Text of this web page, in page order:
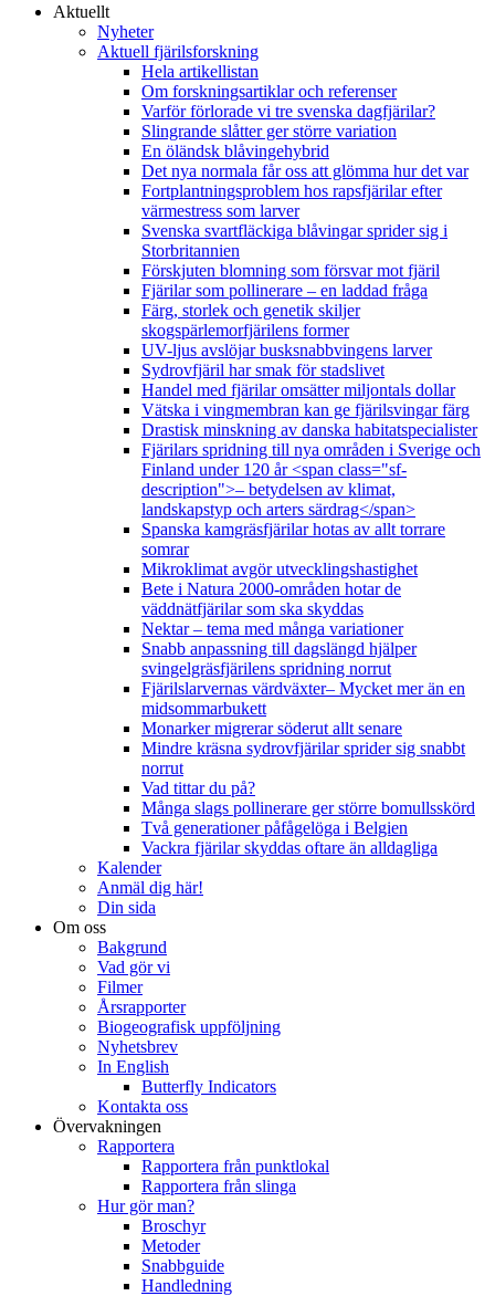
Aktuellt
Nyheter
Aktuell fjärilsforskning
Hela artikellistan
Om forskningsartiklar och referenser
Varför förlorade vi tre svenska dagfjärilar?
Slingrande slåtter ger större variation
En öländsk blåvingehybrid
Det nya normala får oss att glömma hur det var
Fortplantningsproblem hos rapsfjärilar efter
värmestress som larver
Svenska svartfläckiga blåvingar sprider sig i
Storbritannien
Förskjuten blomning som försvar mot fjäril
Fjärilar som pollinerare – en laddad fråga
Färg, storlek och genetik skiljer
skogspärlemorfjärilens former
UV-ljus avslöjar busksnabbvingens larver
Sydrovfjäril har smak för stadslivet
Handel med fjärilar omsätter miljontals dollar
Vätska i vingmembran kan ge fjärilsvingar färg
Drastisk minskning av danska habitatspecialister
Fjärilars spridning till nya områden i Sverige och
Finland under 120 år <span class="sf-
description">– betydelsen av klimat,
landskapstyp och arters särdrag</span>
Spanska kamgräsfjärilar hotas av allt torrare
somrar
Mikroklimat avgör utvecklingshastighet
Bete i Natura 2000-områden hotar de
väddnätfjärilar som ska skyddas
Nektar – tema med många variationer
Snabb anpassning till dagslängd hjälper
svingelgräsfjärilens spridning norrut
Fjärilslarvernas värdväxter– Mycket mer än en
midsommarbukett
Monarker migrerar söderut allt senare
Mindre kräsna sydrovfjärilar sprider sig snabbt
norrut
Vad tittar du på?
Många slags pollinerare ger större bomullsskörd
Två generationer påfågelöga i Belgien
Vackra fjärilar skyddas oftare än alldagliga
Kalender
Anmäl dig här!
Din sida
Om oss
Bakgrund
Vad gör vi
Filmer
Årsrapporter
Biogeografisk uppföljning
Nyhetsbrev
In English
Butterfly Indicators
Kontakta oss
Övervakningen
Rapportera
Rapportera från punktlokal
Rapportera från slinga
Hur gör man?
Broschyr
Metoder
Snabbguide
Handledning